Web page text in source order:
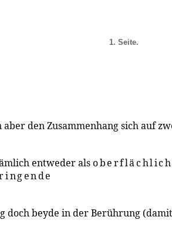
1. Seite.
aber den Zusammenhang sich auf
entweder als
doch beyde in der Berührung